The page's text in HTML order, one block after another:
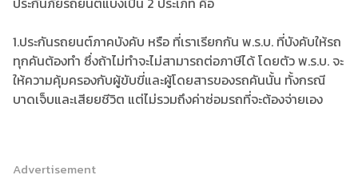
1.ประกันรถยนต์ภาคบังคับ หรือ ที่เราเรียกกัน พ.ร.บ. ที่บังคับให้รถ
ทุกคันต้องทำ ซึ่งถ้าไม่ทำจะไม่สามารถต่อภาษีได้ โดยตัว พ.ร.บ. จะ
ให้ความคุ้มครองกับผู้ขับขี่และผู้โดยสารของรถคันนั้น ทั้งกรณี
บาดเจ็บและเสียยชีวิต แต่ไม่รวมถึงค่าซ่อมรถที่จะต้องจ่ายเอง
Advertisement